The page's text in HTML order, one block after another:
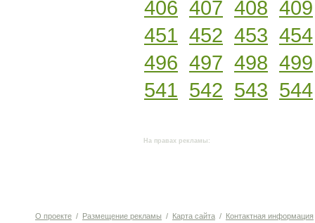
406 407 408 409
451 452 453 454
496 497 498 499
541 542 543 544
На правах рекламы:
О проекте / Размещение рекламы / Карта сайта / Контактная информация